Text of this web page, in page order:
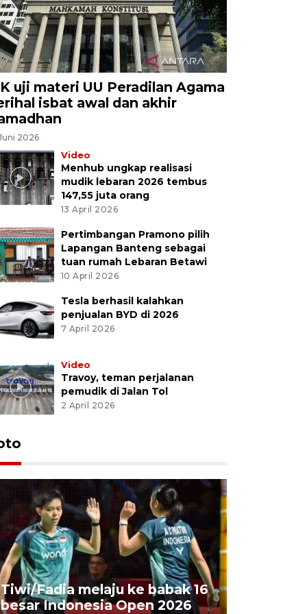
uji materi UU Peradilan Agama
isbat awal dan akhir
2026
Video
Menhub ungkap realisasi
mudik lebaran 2026 tembus
147,55 juta orang
13 April 2026
Pertimbangan Pramono pilih
Lapangan Banteng sebagai
tuan rumah Lebaran Betawi
10 April 2026
Tesla berhasil kalahkan
penjualan BYD di 2026
7 April 2026
Video
Travoy, teman perjalanan
pemudik di Jalan Tol
2 April 2026
Tiwi/Fadia melaju ke babak 16
besar Indonesia Open 2026